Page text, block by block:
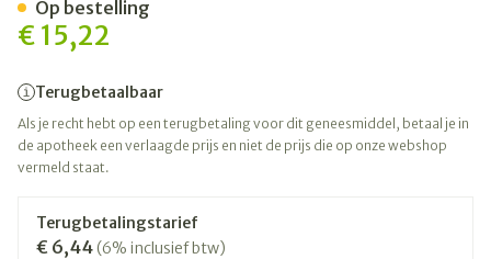
€ 15,22
Terugbetaalbaar
Als je recht hebt op een terugbetaling voor dit geneesmiddel, betaal je in
de apotheek een verlaagde prijs en niet de prijs die op onze webshop
vermeld staat.
Terugbetalingstarief
€ 6,44(6% inclusief btw)
Op bestelling